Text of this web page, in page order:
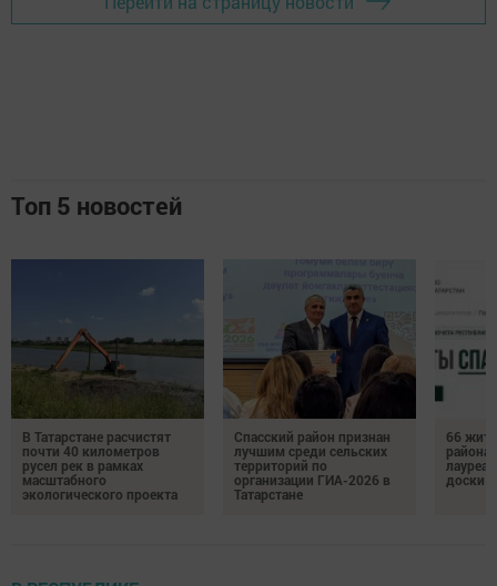
Топ 5 новостей
В Татарстане расчистят
почти 40 километров
русел рек в рамках
масштабного
экологического проекта
Спасский район признан
лучшим среди сельских
территорий по
организации ГИА-2026 в
Татарстане
66
района
доски